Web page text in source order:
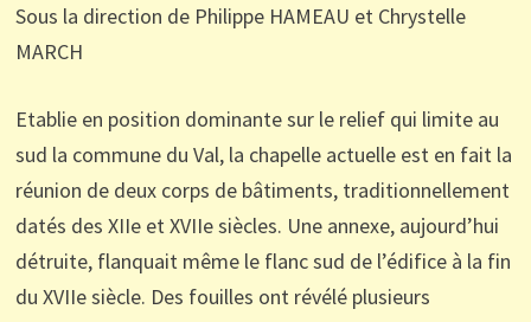
Sous la direction de Philippe HAMEAU et Chrystelle
MARCH
Etablie en position dominante sur le relief qui limite au
sud la commune du Val, la chapelle actuelle est en fait la
réunion de deux corps de bâtiments, traditionnellement
datés des XIIe et XVIIe siècles. Une annexe, aujourd’hui
détruite, flanquait même le flanc sud de l’édifice à la fin
du XVIIe siècle. Des fouilles ont révélé plusieurs